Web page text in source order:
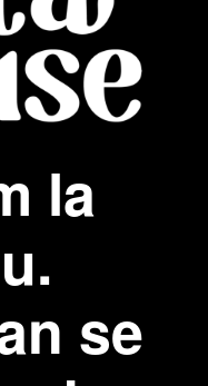
la
se